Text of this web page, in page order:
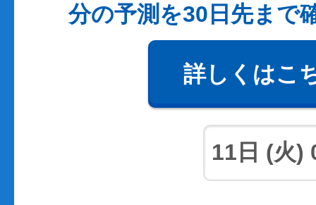
分の予測を30日先まで
詳しくはこ